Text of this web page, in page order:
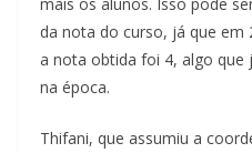
da nota do curso, já que em
a nota obtida foi 4, algo que
na época.
Thifani, que assumiu a